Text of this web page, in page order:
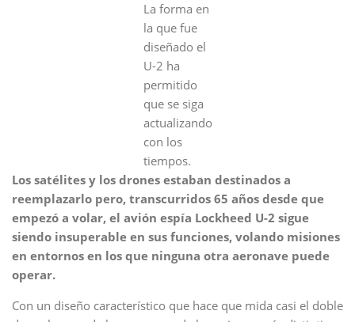
La forma en
la que fue
diseñado el
U-2 ha
permitido
que se siga
actualizando
con los
tiempos.
Los satélites y los drones estaban destinados a
reemplazarlo pero, transcurridos 65 años desde que
empezó a volar, el avión espía Lockheed U-2 sigue
siendo insuperable en sus funciones, volando misiones
en entornos en los que ninguna otra aeronave puede
operar.
Con un diseño característico que hace que mida casi el doble